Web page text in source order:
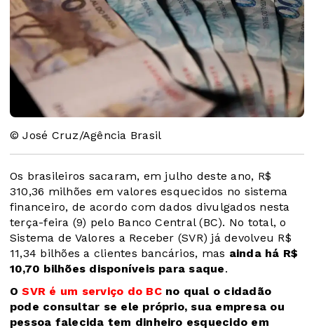
© José Cruz/Agência Brasil
Os brasileiros sacaram, em julho deste ano, R$
310,36 milhões em valores esquecidos no sistema
financeiro, de acordo com dados divulgados nesta
terça-feira (9) pelo Banco Central (BC). No total, o
Sistema de Valores a Receber (SVR) já devolveu R$
11,34 bilhões a clientes bancários, mas ainda há R$
10,70 bilhões disponíveis para saque.
OSVR é um serviço do BCno qual o cidadão
pode consultar se ele próprio, sua empresa ou
pessoa falecida tem dinheiro esquecido em